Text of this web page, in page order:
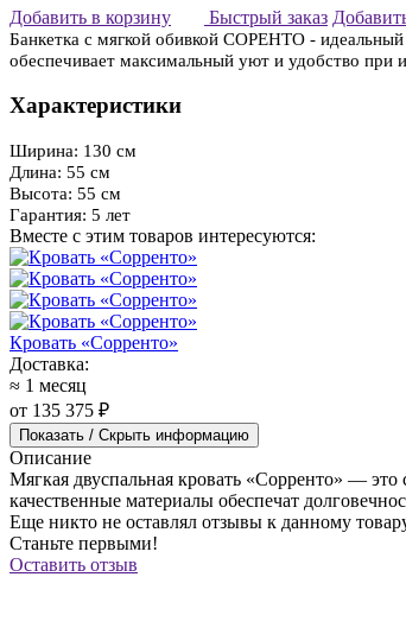
Добавить в корзину
Быстрый заказ
Банкетка с мягкой обивкой СОРЕНТО - идеальный
обеспечивает максимальный уют и удобство при
Характеристики
Ширина: 130 см
Длина: 55 см
Высота: 55 см
Гарантия: 5 лет
Вместе с этим товаров интересуются:
Кровать «Сорренто»
Доставка:
≈ 1 месяц
от 135 375 ₽
Показать / Скрыть информацию
Описание
Мягкая двуспальная кровать «Сорренто» —
качественные материалы обеспечат
Еще никто не оставлял отзывы к данному
Станьте первыми!
Оставить отзыв